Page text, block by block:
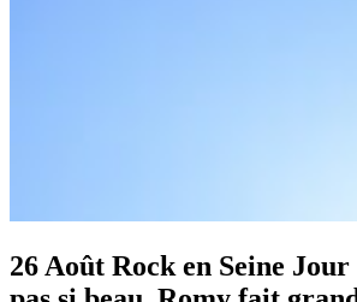
26 Août Rock en Seine